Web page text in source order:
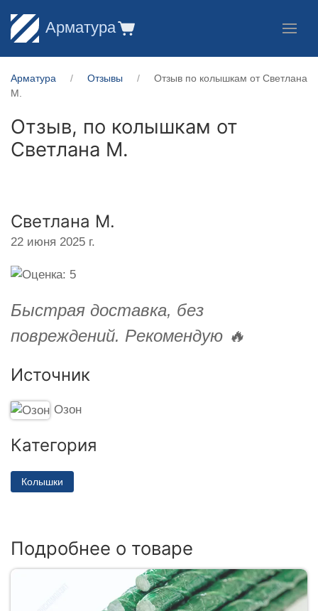
Арматура
Арматура Отзывы
Отзыв по колышкам от Светлана
М.
Отзыв, по колышкам от
Светлана М.
Светлана М.
22 июня 2025 г.
Быстрая доставка, без
повреждений. Рекомендую 🔥
Источник
Озон
Категория
Колышки
Подробнее о товаре